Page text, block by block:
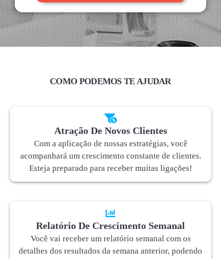
COMO PODEMOS TE AJUDAR
Atração De Novos Clientes
Com a aplicação de nossas estratégias, você
acompanhará um crescimento constante de clientes.
Esteja preparado para receber muitas ligações!
Relatório De Crescimento Semanal
Você vai receber um relatório semanal com os
detalhes dos resultados da semana anterior, podendo